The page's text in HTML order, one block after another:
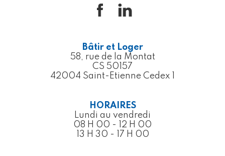
Bâtir et Loger
58, rue de la Montat
CS 50157
42004 Saint-Etienne Cedex 1
HORAIRES
Lundi au vendredi
08 H 00 - 12 H 00
13 H 30 - 17 H 00